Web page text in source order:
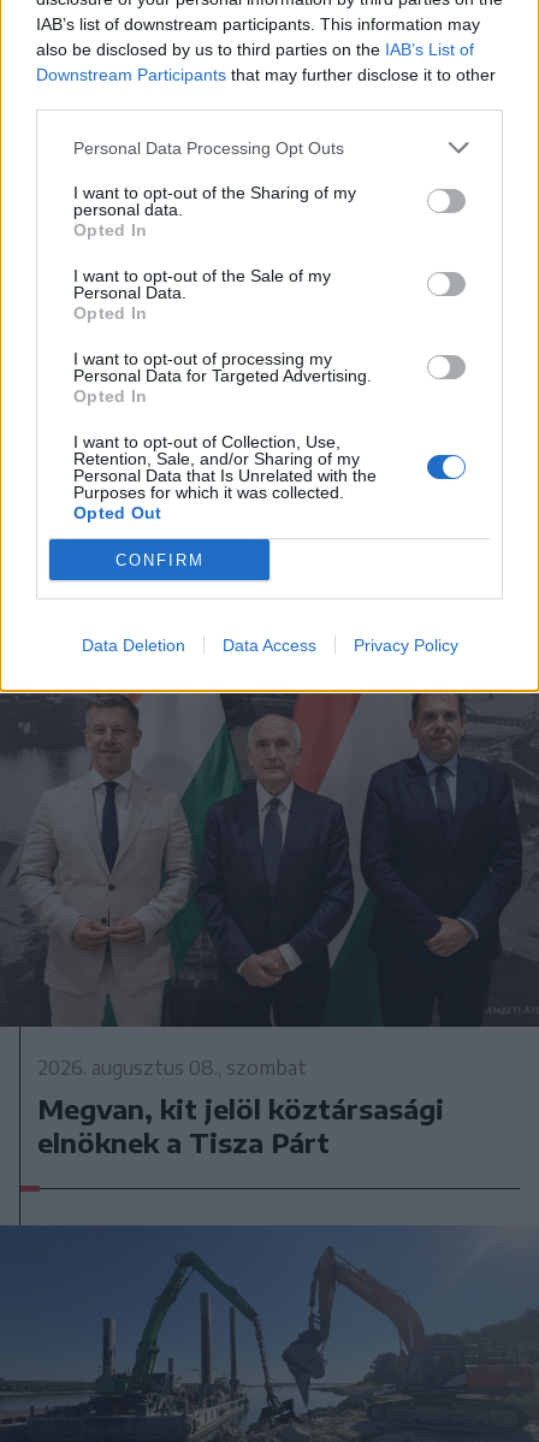
IAB’s list of downstream participants. This information may
also be disclosed by us to third parties on the IAB’s List of
Downstream Participants that may further disclose it to other
Personal Data Processing Opt Outs
I want to opt-out of the Sharing of my
personal data.
Opted In
I want to opt-out of the Sale of my
Personal Data.
Opted In
I want to opt-out of processing my
Personal Data for Targeted Advertising.
Opted In
I want to opt-out of Collection, Use,
Retention, Sale, and/or Sharing of my
Personal Data that Is Unrelated with the
Purposes for which it was collected.
Opted Out
CONFIRM
Data Deletion Data Access Privacy Policy
2026. augusztus 08., szombat
Hétvégén is folytatódik a gázolaj
árának csökkenése
2026. augusztus 08., szombat
Megvan, kit jelöl köztársasági
elnöknek a Tisza Párt